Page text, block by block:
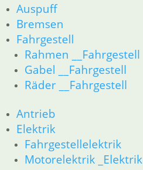
Auspuff
Bremsen
Fahrgestell
Rahmen __Fahrgestell
Gabel __Fahrgestell
Räder __Fahrgestell
Antrieb
Elektrik
Fahrgestellelektrik
Motorelektrik _Elektrik